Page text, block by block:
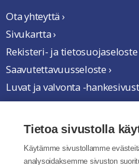
Ota yhteyttä ›
Sivukartta ›
Rekisteri- ja tietosuojaseloste
Saavutettavuusseloste ›
Luvat ja valvonta -
Tietoa sivustolla
Käytämme sivustollamme
analysoidaksemme sivuston